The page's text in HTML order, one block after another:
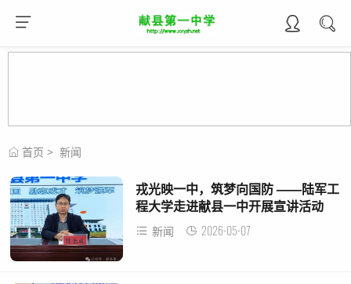
首页 > 新闻
戎光映一中，筑梦向国防 ——陆军工
程大学走进献县一中开展宣讲活动
新闻 2026-05-07